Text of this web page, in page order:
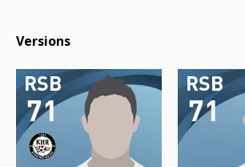
Versions
71
RSB
71
RSB